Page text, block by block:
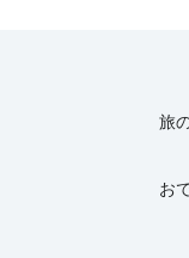
旅
お